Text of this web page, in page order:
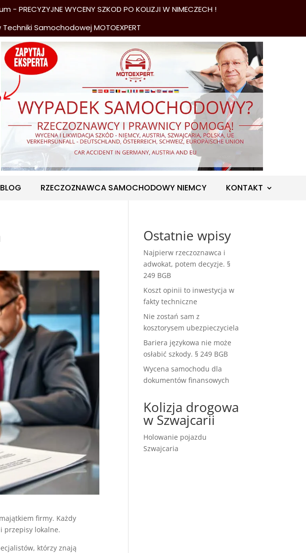
WYCENY SZKOD PO KOLIZJI W NIMECZECH !
Samochodowej MOTOEXPERT
BLOG RZECZOZNAWCA SAMOCHODOWY NIEMCY KONTAKT
firmy. Każdy
przepisy lokalne.
którzy znają
Ostatnie wpisy
Najpierw rzeczoznawca i
adwokat, potem decyzje. §
249 BGB
Koszt opinii to inwestycja w
fakty techniczne
Nie zostań sam z
kosztorysem ubezpieczyciela
Bariera językowa nie może
osłabić szkody. § 249 BGB
Wycena samochodu dla
dokumentów finansowych
Kolizja drogowa
w Szwajcarii
Holowanie pojazdu
Szwajcaria